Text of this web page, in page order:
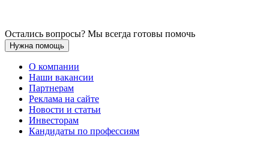
Остались вопросы? Мы всегда готовы помочь
Нужна помощь
О компании
Наши вакансии
Партнерам
Реклама на сайте
Новости и статьи
Инвесторам
Кандидаты по профессиям